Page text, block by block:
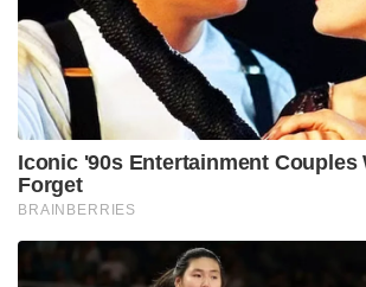
GLASS OF WATER